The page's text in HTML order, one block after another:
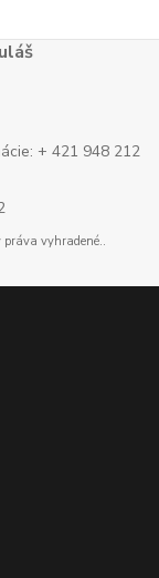
+ 421 948 212
vyhradené..